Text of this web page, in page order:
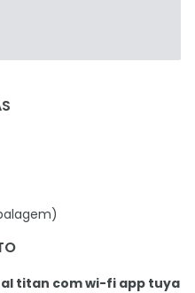
titan com wi-fi app tuya